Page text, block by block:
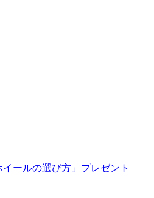
ールの選び方」プレゼント